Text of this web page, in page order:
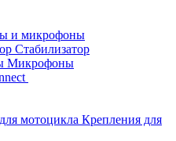
и микрофоны
Стабилизатор
Микрофоны
Крепления для